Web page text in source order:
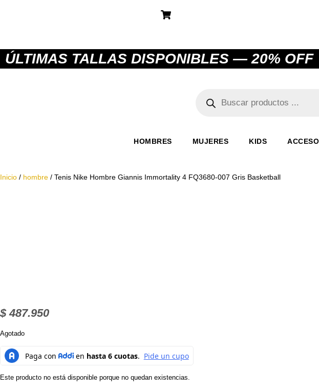
ÚLTIMAS TALLAS DISPONIBLES — 20% OFF
HOMBRES MUJERES KIDS
Inicio / hombre / Tenis Nike Hombre Giannis Immortality 4 FQ3680-007 Gris Basketball
$487.950
Agotado
Este producto no está disponible porque no quedan existencias.